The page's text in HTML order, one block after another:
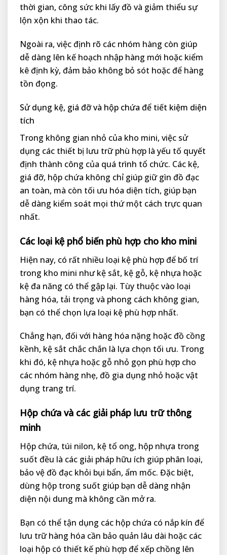
thời gian, công sức khi lấy đồ và giảm thiểu sự
lộn xộn khi thao tác.
Ngoài ra, việc định rõ các nhóm hàng còn giúp
dễ dàng lên kế hoạch nhập hàng mới hoặc kiểm
kê định kỳ, đảm bảo không bỏ sót hoặc để hàng
tồn đọng.
Sử dụng kệ, giá đỡ và hộp chứa để tiết kiệm diện
tích
Trong không gian nhỏ của kho mini, việc sử
dụng các thiết bị lưu trữ phù hợp là yếu tố quyết
định thành công của quá trình tổ chức. Các kệ,
giá đỡ, hộp chứa không chỉ giúp giữ gìn đồ đạc
an toàn, mà còn tối ưu hóa diện tích, giúp bạn
dễ dàng kiểm soát mọi thứ một cách trực quan
nhất.
Các loại kệ phổ biến phù hợp cho kho mini
Hiện nay, có rất nhiều loại kệ phù hợp để bố trí
trong kho mini như kệ sắt, kệ gỗ, kệ nhựa hoặc
kệ đa năng có thể gập lại. Tùy thuộc vào loại
hàng hóa, tải trọng và phong cách không gian,
bạn có thể chọn lựa loại kệ phù hợp nhất.
Chẳng hạn, đối với hàng hóa nặng hoặc đồ cồng
kềnh, kệ sắt chắc chắn là lựa chọn tối ưu. Trong
khi đó, kệ nhựa hoặc gỗ nhỏ gọn phù hợp cho
các nhóm hàng nhẹ, đồ gia dụng nhỏ hoặc vật
dụng trang trí.
Hộp chứa và các giải pháp lưu trữ thông
minh
Hộp chứa, túi nilon, kệ tổ ong, hộp nhựa trong
suốt đều là các giải pháp hữu ích giúp phân loại,
bảo vệ đồ đạc khỏi bụi bẩn, ẩm mốc. Đặc biệt,
dùng hộp trong suốt giúp bạn dễ dàng nhận
diện nội dung mà không cần mở ra.
Bạn có thể tận dụng các hộp chứa có nắp kín để
lưu trữ hàng hóa cần bảo quản lâu dài hoặc các
loại hộp có thiết kế phù hợp để xếp chồng lên